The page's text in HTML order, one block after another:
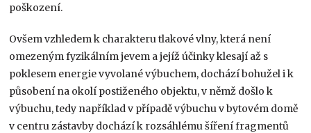
poškození.
Ovšem vzhledem k charakteru tlakové vlny, která není
omezeným fyzikálním jevem a jejíž účinky klesají až s
poklesem energie vyvolané výbuchem, dochází bohužel i k
působení na okolí postiženého objektu, v němž došlo k
výbuchu, tedy například v případě výbuchu v bytovém domě
v centru zástavby dochází k rozsáhlému šíření fragmentů